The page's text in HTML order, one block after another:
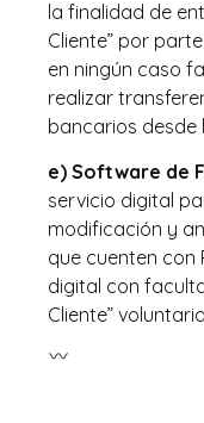
la finalidad de
Cliente” por
en ningún caso
realizar
bancarios desde
e) Software de
servicio digital
modificación y
que cuenten con
digital con
Cliente”